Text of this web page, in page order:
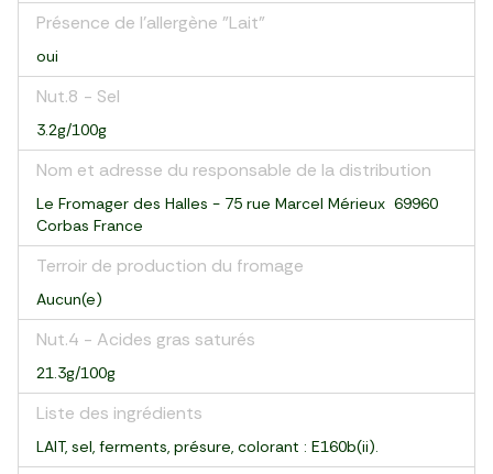
Présence de l'allergène "Lait"
oui
Nut.8 - Sel
3.2g/100g
Nom et adresse du responsable de la distribution
Le Fromager des Halles - 75 rue Marcel Mérieux 69960
Corbas France
Terroir de production du fromage
Aucun(e)
Nut.4 - Acides gras saturés
21.3g/100g
Liste des ingrédients
LAIT, sel, ferments, présure, colorant : E160b(ii).